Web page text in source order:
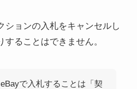
ションの入札をキャンセルし
することはできません。
で入札することは「契